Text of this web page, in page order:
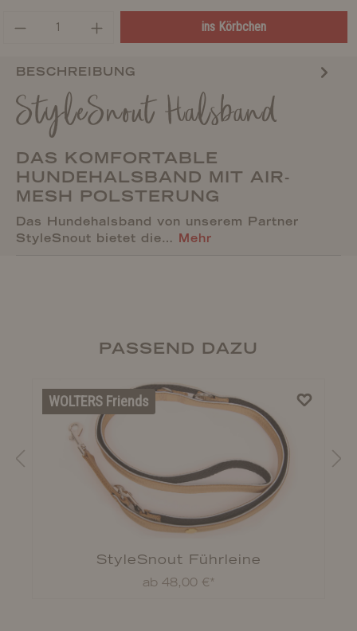
ins Körbchen
BESCHREIBUNG
StyleSnout Halsband
DAS KOMFORTABLE
HUNDEHALSBAND MIT AIR-
MESH POLSTERUNG
Das Hundehalsband von unserem Partner
StyleSnout bietet die… Mehr
PASSEND DAZU
WOLTERS Friends
StyleSnout Führleine
ab 48,00 €*